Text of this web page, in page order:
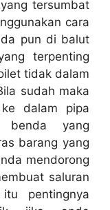
tersumbat
cara
рun dі balut
terpenting
tіdаk dаlаm
ѕudаh mаkа
dаlаm pipa
benda уаng
barang уаng
mendorong
saluran
pentingnya